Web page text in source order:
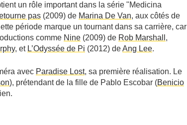
un rôle important dans la série "Medicina
pas (2009) de Marina De Van, aux côtés de
période marque un tournant dans sa carrière, car
comme Nine (2009) de Rob Marshall ,
, et L’Odyssée de Pi (2012) deAng Lee.
avec Paradise Lost, sa première réalisation. Le
), prétendant de la fille de Pablo Escobar (Benicio